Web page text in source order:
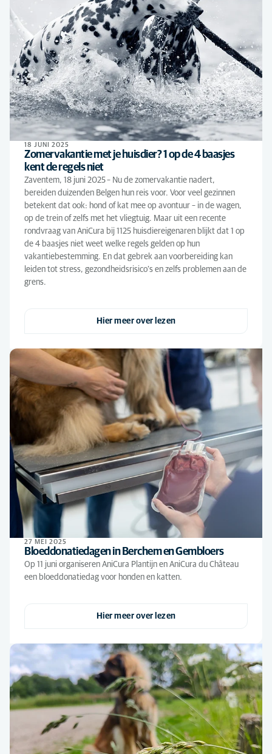
18 JUNI 2025
Zomervakantie met je huisdier? 1 op de 4 baasjes
kent de regels niet
Zaventem, 18 juni 2025 – Nu de zomervakantie nadert,
bereiden duizenden Belgen hun reis voor. Voor veel gezinnen
betekent dat ook: hond of kat mee op avontuur – in de wagen,
op de trein of zelfs met het vliegtuig. Maar uit een recente
rondvraag van AniCura bij 1125 huisdiereigenaren blijkt dat 1 op
de 4 baasjes niet weet welke regels gelden op hun
vakantiebestemming. En dat gebrek aan voorbereiding kan
leiden tot stress, gezondheidsrisico’s en zelfs problemen aan de
grens.
Hier meer over lezen
27 MEI 2025
Bloeddonatiedagen in Berchem en Gembloers
Op 11 juni organiseren AniCura Plantijn en AniCura du Château
een bloeddonatiedag voor honden en katten.
Hier meer over lezen